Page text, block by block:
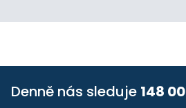
Denně nás sleduje 148